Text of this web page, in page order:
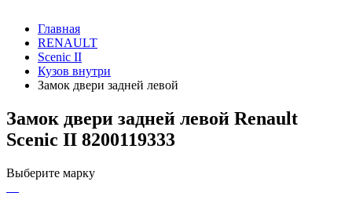
Главная
RENAULT
Scenic II
Кузов внутри
Замок двери задней левой
Замок двери задней левой Renault
Scenic II 8200119333
Выберите марку